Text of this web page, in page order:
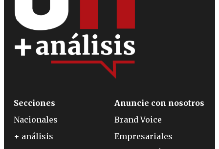
Secciones
Nacionales
+ análisis
Anuncie con nosotros
Brand Voice
Empresariales